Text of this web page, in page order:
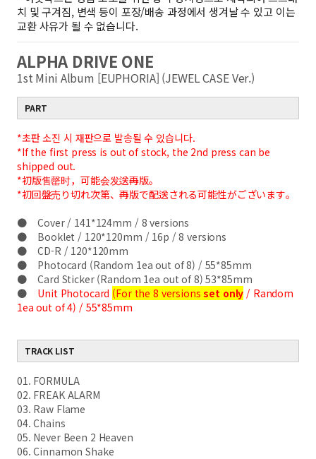
치 및 구겨짐, 변색 등이 포장/배송 과정에서 생겨날 수 있고 이는
교환 사유가 될 수 없습니다.
ALPHA DRIVE ONE
1st Mini Album [EUPHORIA] (JEWEL CASE Ver.)
PART
*초판 소진 시 재판으로 발송될 수 있습니다.
*If the first press is out of stock, the 2nd press can be
shipped out.
*初版售罄时，可能会发送再版。
*初回盤売り切れ次第、再版で配送される可能性がございます。
● Cover / 141*124mm / 8 versions
● Booklet / 120*120mm / 16p / 8 versions
● CD-R / 120*120mm
● Photocard (Random 1ea out of 8) / 55*85mm
● Card Sticker (Random 1ea out of 8) 53*85mm
●
Unit Photocard (For the 8 versions set only / Random
1ea out of 4) / 55*85mm
TRACK LIST
01. FORMULA
02. FREAK ALARM
03. Raw Flame
04. Chains
05. Never Been 2 Heaven
06. Cinnamon Shake